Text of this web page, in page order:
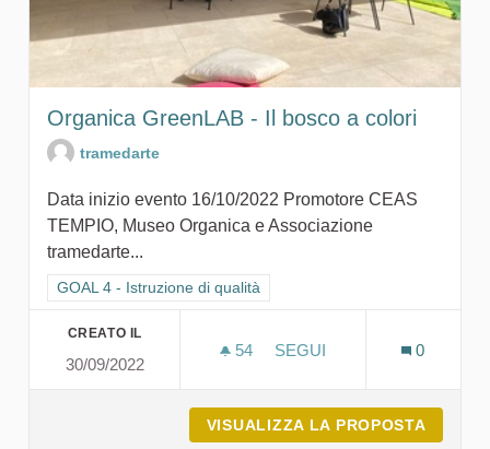
Organica GreenLAB - Il bosco a colori
tramedarte
Data inizio evento 16/10/2022 Promotore CEAS
TEMPIO, Museo Organica e Associazione
tramedarte...
Filtra i risultati per categoria: GOAL 4 - Istruzione di qualità
GOAL 4 - Istruzione di qualità
CREATO IL
30/09/2022
54 54 SOSTENITORI
SEGUI
0
VISUALIZZA LA PROPOSTA